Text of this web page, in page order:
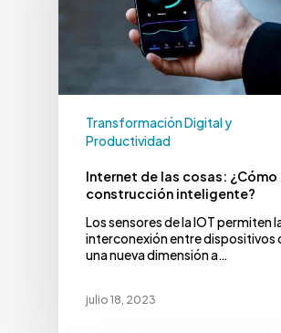
Transformación Digital y
Productividad
Internet de las cosas: ¿Cómo
construcción inteligente?
Los sensores de la IOT permiten
interconexión entre dispositivos
una nueva dimensión a…
julio 18, 2023